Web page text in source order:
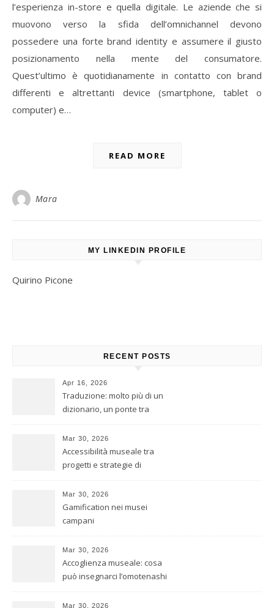
l’esperienza in-store e quella digitale. Le aziende che si
muovono verso la sfida dell’omnichannel devono
possedere una forte brand identity e assumere il giusto
posizionamento nella mente del consumatore.
Quest’ultimo è quotidianamente in contatto con brand
differenti e altrettanti device (smartphone, tablet o
computer) e…
READ MORE
Mara
MY LINKEDIN PROFILE
Quirino Picone
RECENT POSTS
Apr 16, 2026
Traduzione: molto più di un
dizionario, un ponte tra
Mar 30, 2026
Accessibilità museale tra
progetti e strategie di
Mar 30, 2026
Gamification nei musei
campani
Mar 30, 2026
Accoglienza museale: cosa
può insegnarci l’omotenashi
Mar 30, 2026